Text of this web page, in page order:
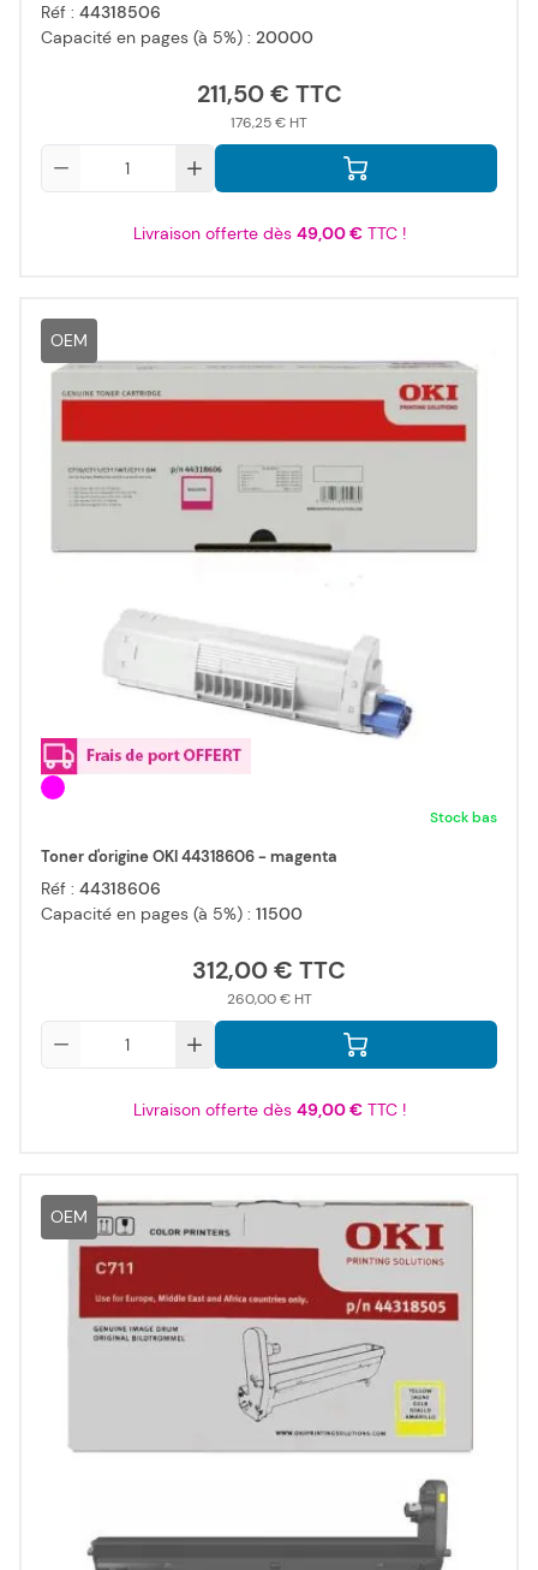
Réf : 44318506
Capacité en pages (à 5%) : 20000
211,50 €
176,25 €
Livraison offerte dès 49,00 €TTC !
OEM
Stock bas
Toner d'origine OKI 44318606 - magenta
Réf : 44318606
Capacité en pages (à 5%) : 11500
312,00 €
260,00 €
Livraison offerte dès 49,00 €TTC !
OEM